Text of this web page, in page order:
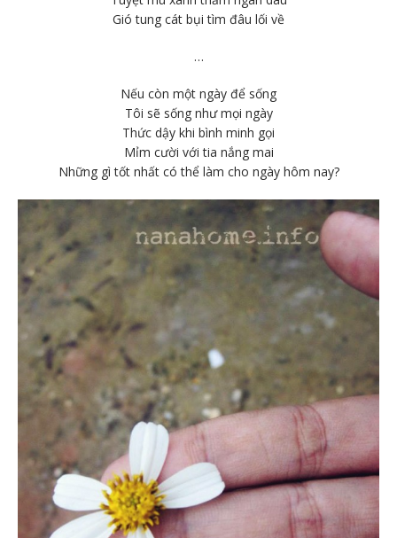
Gió tung cát bụi tìm đâu lối về
…
Nếu còn một ngày để sống
Tôi sẽ sống như mọi ngày
Thức dậy khi bình minh gọi
Mỉm cười với tia nắng mai
Những gì tốt nhất có thể làm cho ngày hôm nay?